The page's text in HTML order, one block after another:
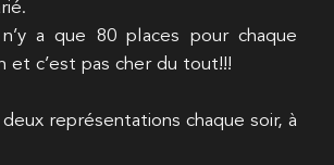
n’y a que 80 places pour chaque
et c’est pas cher du tout!!!
représentations chaque soir, à